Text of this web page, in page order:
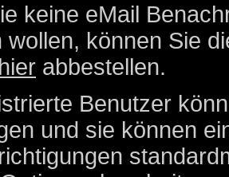
keine eMail
wollen, können Sie
hier abbestellen.
Benutzer
und sie können